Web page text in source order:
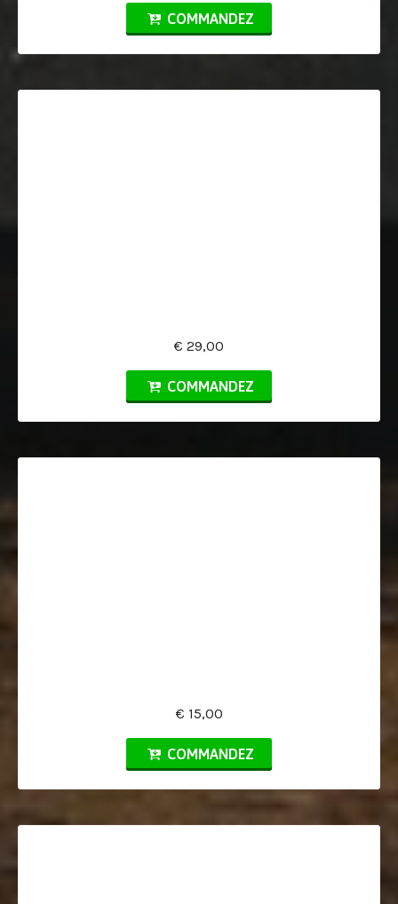
COMMANDEZ
€ 29,00
COMMANDEZ
€ 15,00
COMMANDEZ